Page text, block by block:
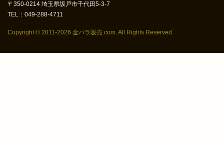
〒350-0214 埼玉県坂戸市千代田5-3-7
TEL：049-288-4711
Copyright © 2011-2026 金パラ販売.com. All Rights Reserved.